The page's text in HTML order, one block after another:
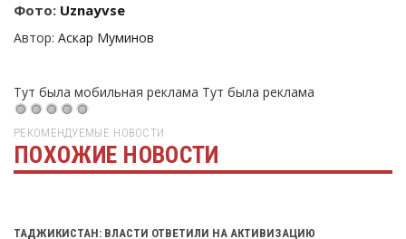
Фото: Uznayvse
Автор: Аскар Муминов
Тут была мобильная реклама Тут была реклама
РЕКОМЕНДУЕМЫЕ НОВОСТИ
ПОХОЖИЕ НОВОСТИ
Тут была реклама
ТАДЖИКИСТАН: ВЛАСТИ ОТВЕТИЛИ НА АКТИВИЗАЦИЮ